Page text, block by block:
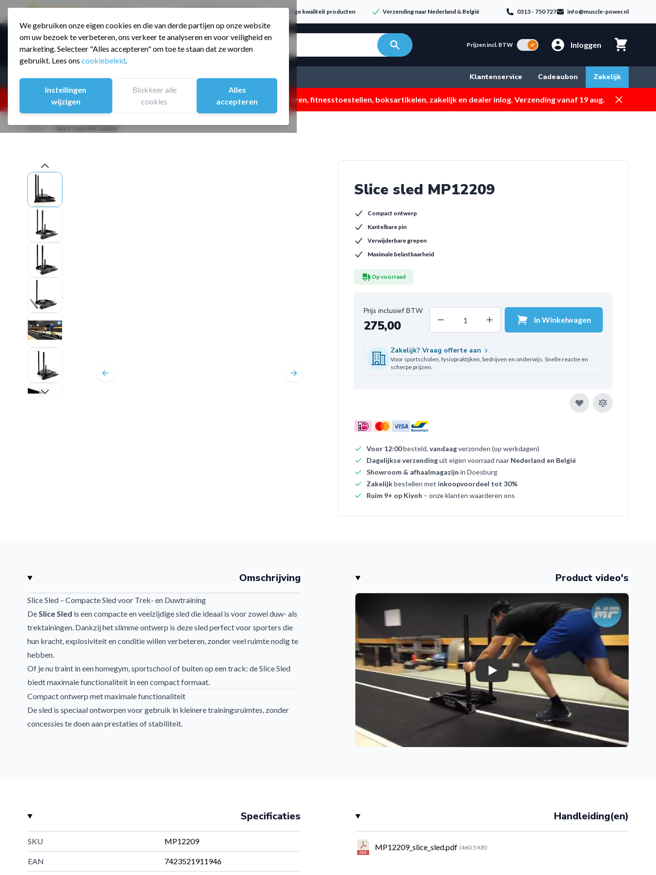
We gebruiken onze eigen cookies en die van derde partijen op onze website
om uw bezoek te verbeteren, ons verkeer te analyseren en voor veiligheid en
marketing. Selecteer "Alles accepteren" om toe te staan dat ze worden
gebruikt. Lees ons cookiebeleid.
Instellingen
wijzigen
Blokkeer alle
cookies
Alles
accepteren
Hoge kwaliteit producten Verzending naar Nederland & België 0313 - 750 727 info@muscle-power.nl
Ga naar de inhoud
Producten zoeken...
Prijzen incl. BTW Incl. BTW Inloggen
Assortiment Sporten Klantenservice Cadeaubon Zakelijk
25% korting ivm vakantiesluiting. Gebruik code: ZOMERMP. muv vloeren, fitnesstoestellen, boksartikelen, zakelijk en dealer inlog. Verzending vanaf 19 aug. Dismiss
Home / Slice sled MP12209
Slice sled MP12209
Compact ontwerp
Kantelbare pin
Verwijderbare grepen
Maximale belastbaarheid
Op voorraad
275,00 Decrease quantityIncrease quantityIn Winkelwagen
Zakelijk? Vraag offerte aan
Voor sportscholen, fysiopraktijken, bedrijven en onderwijs. Snelle reactie en
scherpe prijzen.
Voor 12:00besteld, vandaagverzonden (op werkdagen)
Dagelijkse verzendinguit eigen voorraad naar Nederland en België
Showroom & afhaalmagazijn in Doesburg
Zakelijkbestellen met inkoopvoordeel tot 30%
Ruim 9+ op Kiyoh – onze klanten waarderen ons
Omschrijving
Slice Sled – Compacte Sled voor Trek- en Duwtraining
DeSlice Sled is een compacte en veelzijdige sled die ideaal is voor zowel duw- als
trektainingen. Dankzij het slimme ontwerp is deze sled perfect voor sporters die
hun kracht, explosiviteit en conditie willen verbeteren, zonder veel ruimte nodig te
hebben.
Of je nu traint in een homegym, sportschool of buiten op een track: de Slice Sled
biedt maximale functionaliteit in een compact formaat.
Compact ontwerp met maximale functionaliteit
De sled is speciaal ontworpen voor gebruik in kleinere trainingsruimtes, zonder
concessies te doen aan prestaties of stabiliteit.
De sled is uitgerust met een kantelbare opslagpin, geschikt voor olympische
halterschijven van 50 mm. Dit maakt het laden en ontladen van gewichten
eenvoudig en efficiënt.
Kenmerken:
Product video's
Play
Specificaties
SKU MP12209
EAN 7423521911946
Handleiding(en)
MP12209_slice_sled.pdf (460.5 KB)